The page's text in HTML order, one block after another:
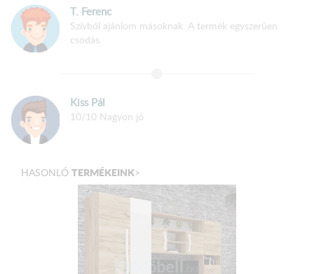
PVC él fóliával zárva
Szerkezeti összeépítés:
Polcok fém polctartókkal vannak szerelve
A fiók fém fiókcsúszóval szerelve
nemtartalmazza az ágyat!
T. Ferenc
Szívből ajánlom másoknak. A termék egyszerűen
csodás.
Kiss Pál
10/10 Nagyon jó
HASONLÓ TERMÉKEINK>